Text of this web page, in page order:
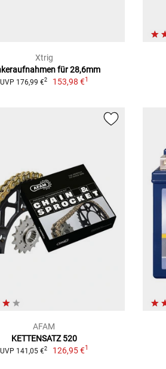
Xtrig
für 28,6mm
UVP 176,99 €2 153,98 €1
AFAM
KETTENSATZ 520
UVP 141,05 €2 126,95 €1